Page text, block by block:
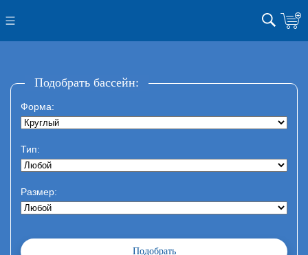
Подобрать бассейн:
Форма:
Тип:
Размер: